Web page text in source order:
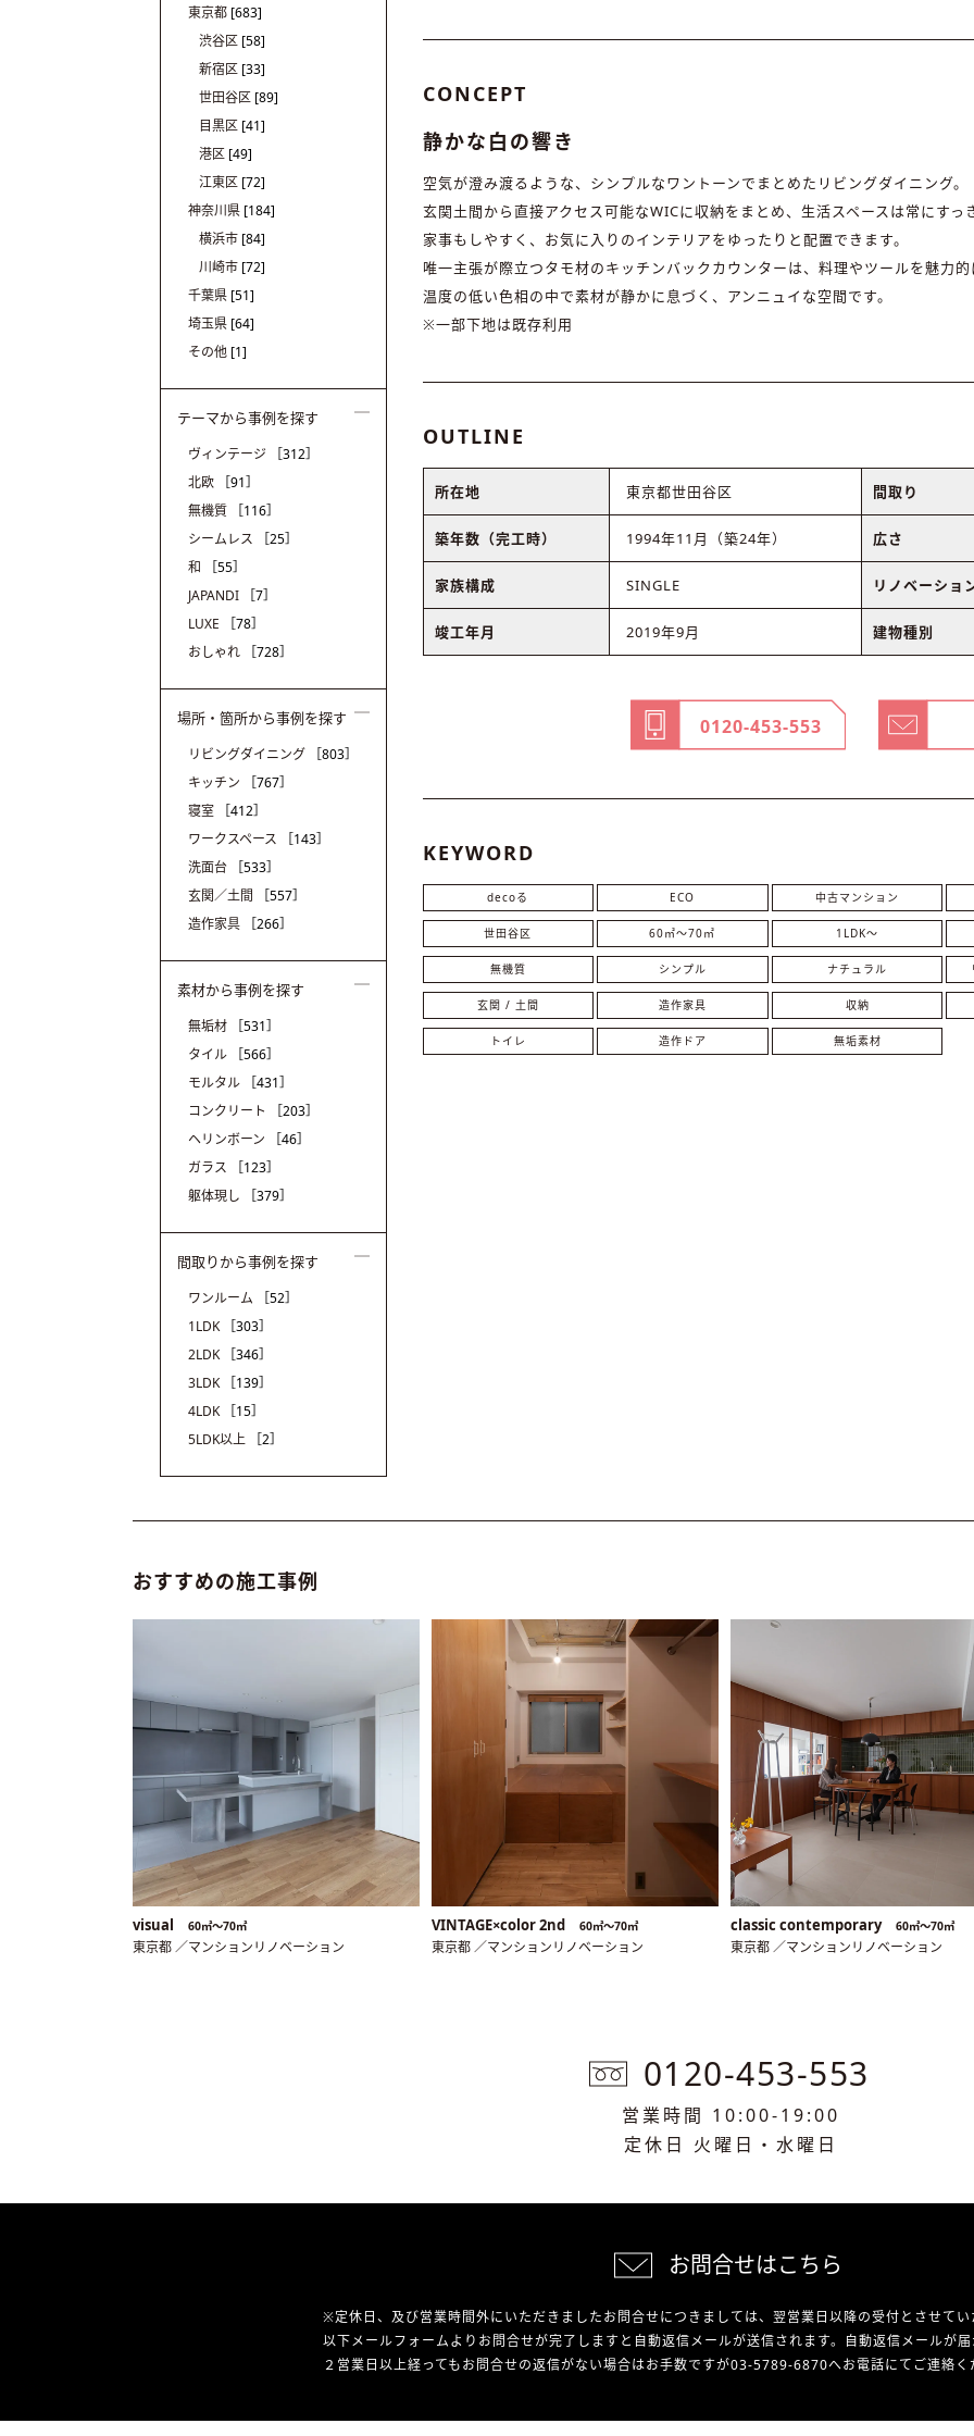
CONCEPT
静かな白の響き
空気が澄み渡るような、シンプルなワントーンでまとめたリビングダイニング。
玄関土間から直接アクセス可能なWICに収納をまとめ、生活スペースは常にすっ
家事もしやすく、お気に入りのインテリアをゆったりと配置できます。
唯一主張が際立つタモ材のキッチンバックカウンターは、料理やツールを魅力的
温度の低い色相の中で素材が静かに息づく、アンニュイな空間です。
※一部下地は既存利用
OUTLINE
所在地 東京都世田谷区 間取り
築年数（完工時） 1994年11月（築24年） 広さ
家族構成 SINGLE リノベーショ
竣工年月 2019年9月 建物種別
0120-453-553
KEYWORD
decoる ECO 中古マンション
世田谷区 60㎡〜70㎡ 1LDK〜
無機質 シンプル ナチュラル
玄関 / 土間 造作家具 収納
トイレ 造作ドア 無垢素材
東京都 [683]
渋谷区 [58]
新宿区 [33]
世田谷区 [89]
目黒区 [41]
港区 [49]
江東区 [72]
神奈川県 [184]
横浜市 [84]
川崎市 [72]
千葉県 [51]
埼玉県 [64]
その他 [1]
テーマから事例を探す
ヴィンテージ
［312］
北欧
［91］
無機質
［116］
シームレス
［25］
和
［55］
JAPANDI
［7］
LUXE
［78］
おしゃれ
［728］
場所・箇所から事例を探す
リビングダイニング
［803］
キッチン
［767］
寝室
［412］
ワークスペース
［143］
洗面台
［533］
玄関／土間
［557］
造作家具
［266］
素材から事例を探す
無垢材
［531］
タイル
［566］
モルタル
［431］
コンクリート
［203］
ヘリンボーン
［46］
ガラス
［123］
躯体現し
［379］
間取りから事例を探す
ワンルーム
［52］
1LDK
［303］
2LDK
［346］
3LDK
［139］
4LDK
［15］
5LDK以上
［2］
おすすめの施工事例
visual 60㎡〜70㎡
東京都 ／マンションリノベーション
VINTAGE×color 2nd 60㎡〜70㎡
東京都 ／マンションリノベーション
classic contemporary 60㎡〜70㎡
東京都 ／マンションリノベーション
0120-453-553
営業時間 10:00-19:00
定休日 火曜日・水曜日
お問合せはこちら
※定休日、及び営業時間外にいただきましたお問合せにつきましては、翌営業日以降の受付とさせてい
以下メールフォームよりお問合せが完了しますと自動返信メールが送信されます。自動返信メールが届
２営業日以上経ってもお問合せの返信がない場合はお手数ですが03-5789-6870へお電話にてご連絡く